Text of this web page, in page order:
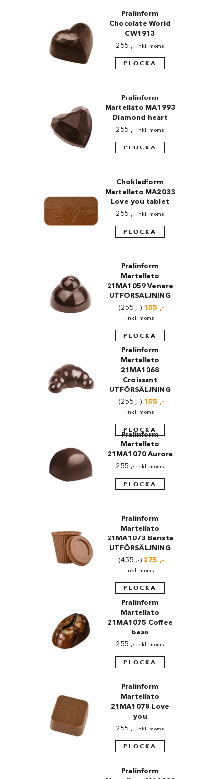
Pralinform
Chocolate World
CW1913
255 ,- inkl. moms
PLOCKA
Pralinform
Martellato MA1993
Diamond heart
255 ,- inkl. moms
PLOCKA
Chokladform
Martellato MA2033
Love you tablet
255 ,- inkl. moms
PLOCKA
Pralinform
Martellato
21MA1059 Venere
UTFÖRSÄLJNING
255 ,-
Det
ursprungliga
var:
155 ,-
inkl. moms
PLOCKA
Pralinform
Martellato
21MA1068
Croissant
UTFÖRSÄLJNING
255 ,-
Det
ursprungliga
var:
255 ,-.
155 ,-
inkl. moms
PLOCKA
Pralinform
Martellato
21MA1070 Aurora
255 ,- inkl. moms
PLOCKA
Pralinform
Martellato
21MA1073 Barista
UTFÖRSÄLJNING
455 ,-
Det
ursprungliga
var:
275 ,-
inkl. moms
PLOCKA
Pralinform
Martellato
21MA1075 Coffee
bean
255 ,- inkl. moms
PLOCKA
Pralinform
Martellato
21MA1078 Love
you
255 ,- inkl. moms
PLOCKA
Pralinform